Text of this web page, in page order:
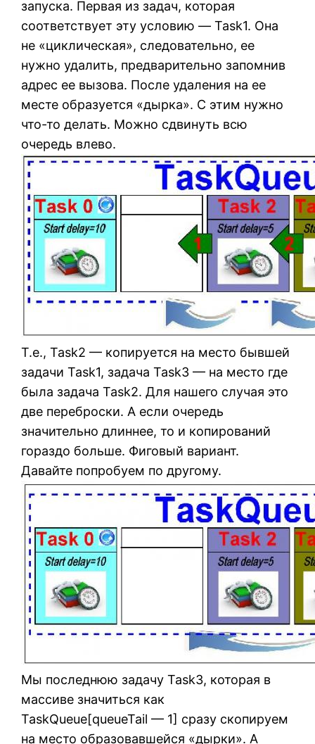
запуска. Первая из задач, которая
соответствует эту условию — Task1. Она
не «циклическая», следовательно, ее
нужно удалить, предварительно запомнив
адрес ее вызова. После удаления на ее
месте образуется «дырка». С этим нужно
что-то делать. Можно сдвинуть всю
очередь влево.
Т.е., Task2 — копируется на место бывшей
задачи Task1, задача Task3 — на место где
была задача Task2. Для нашего случая это
две переброски. А если очередь
значительно длиннее, то и копирований
гораздо больше. Фиговый вариант.
Давайте попробуем по другому.
Мы последнюю задачу Task3, которая в
массиве значиться как
TaskQueue[queueTail — 1] сразу скопируем
на место образовавшейся «дырки». А